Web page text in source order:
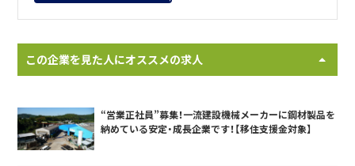
この企業を見た人にオススメの求人
“営業正社員”募集！一流建設機械メーカーに鋼材製品を
納めている安定・成長企業です！【移住支援金対象】